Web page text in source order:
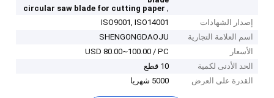
,
circular saw blade for cutting paper
إصدار الشهادات
ISO9001, ISO14001
اسم العلامة التجارية
SHENGONGDAOJU
الأسعار
USD 80.00~100.00 / PC
الحد الأدنى لكمية
10 قطع
القدرة على العرض
5000 شهريا